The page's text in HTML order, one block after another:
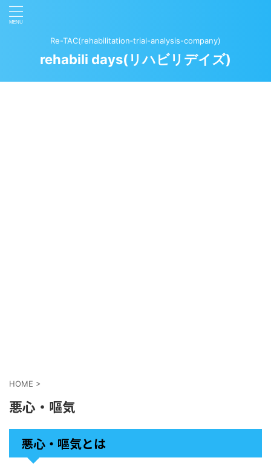
Re-TAC(rehabilitation‐trial-analysis-company)
rehabili days(リハビリデイズ)
HOME >
悪心・嘔気
悪心・嘔気とは